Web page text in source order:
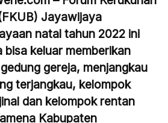
Jayawijaya
natal tahun 2022 ini
bisa keluar memberikan
gereja, menjangkau
terjangkau, kelompok
dan kelompok rentan
Kabupaten